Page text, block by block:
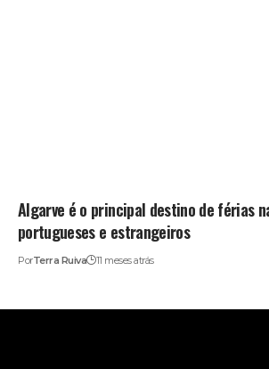
Algarve é o principal destino de férias
portugueses e estrangeiros
PorTerra Ruiva 11 meses atrás